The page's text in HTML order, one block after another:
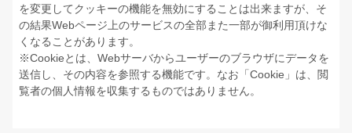
を変更してクッキーの機能を無効にすることは出来ますが、そ
の結果Webページ上のサービスの全部また一部が御利用頂けな
くなることがあります。
※Cookieとは、Webサーバからユーザーのブラウザにデータを
送信し、その内容を参照する機能です。なお「Cookie」は、閲
覧者の個人情報を収集するものではありません。